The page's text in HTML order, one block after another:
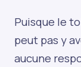
Puisque le
peut pas y
aucune